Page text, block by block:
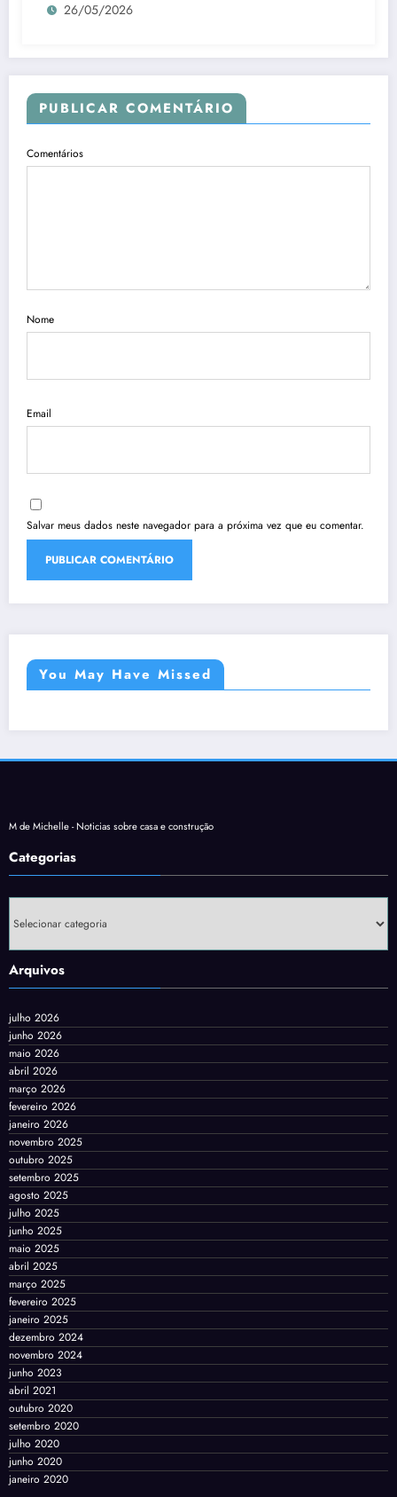
26/05/2026
PUBLICAR COMENTÁRIO
Comentários
Nome
Email
Salvar meus dados neste navegador para a próxima vez que eu comentar.
You May Have Missed
M de Michelle - Noticias sobre casa e construção
Categorias
Arquivos
julho 2026
junho 2026
maio 2026
abril 2026
março 2026
fevereiro 2026
janeiro 2026
novembro 2025
outubro 2025
setembro 2025
agosto 2025
julho 2025
junho 2025
maio 2025
abril 2025
março 2025
fevereiro 2025
janeiro 2025
dezembro 2024
novembro 2024
junho 2023
abril 2021
outubro 2020
setembro 2020
julho 2020
junho 2020
janeiro 2020